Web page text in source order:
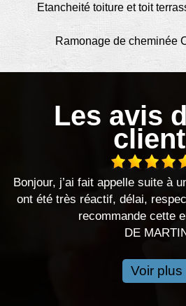
Etancheité toiture et toit
Ramonage de cheminée
Les avis
De fuite Ils
travail soigné . Je
Voir plus